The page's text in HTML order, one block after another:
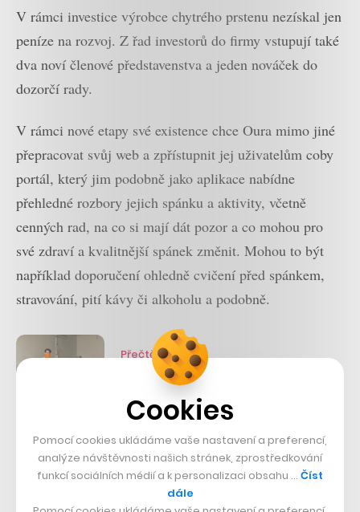
V rámci investice výrobce chytrého prstenu nezískal jen
peníze na rozvoj. Z řad investorů do firmy vstupují také
dva noví členové představenstva a jeden nováček do
dozorčí rady.
V rámci nové etapy své existence chce Oura mimo jiné
přepracovat svůj web a zpřístupnit jej uživatelům coby
portál, který jim podobně jako aplikace nabídne
přehledné rozbory jejich spánku a aktivity, včetně
cenných rad, na co si mají dát pozor a co mohou pro
své zdraví a kvalitnější spánek změnit. Mohou to být
například doporučení ohledně cvičení před spánkem,
stravování, pití kávy či alkoholu a podobně.
Přečtěte si také
Parta nadšenců v čele s
vědcem Janem Lukačevičem
rozjela sbírku pro energii
1,3 milionu
Firma se zároveň chce zaměřit na mnohem hlubší
spolupráci s akademiky ze zdravotnické sféry, což je
Cookies
Pomocí cookies ukládáme vaše nastavení a preferencí,
analýze návštěvnosti našich stránek, zprostředkování
funkcí sociálních médií a k personalizaci obsahu … Číst
dále